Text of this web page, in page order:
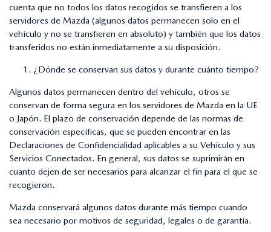
cuenta que no todos los datos recogidos se transfieren a los
servidores de Mazda (algunos datos permanecen solo en el
vehículo y no se transfieren en absoluto) y también que los datos
transferidos no están inmediatamente a su disposición.
¿Dónde se conservan sus datos y durante cuánto tiempo?
Algunos datos permanecen dentro del vehículo, otros se
conservan de forma segura en los servidores de Mazda en la UE
o Japón. El plazo de conservación depende de las normas de
conservación específicas, que se pueden encontrar en las
Declaraciones de Confidencialidad aplicables a su Vehículo y sus
Servicios Conectados. En general, sus datos se suprimirán en
cuanto dejen de ser necesarios para alcanzar el fin para el que se
recogieron.
Mazda conservará algunos datos durante más tiempo cuando
sea necesario por motivos de seguridad, legales o de garantía.